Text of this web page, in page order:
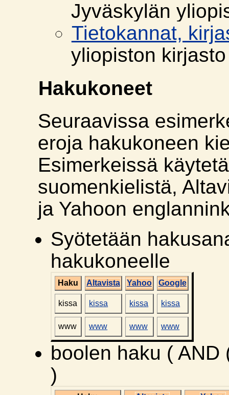
Jyväskylän
Tietokannat,
yliopiston kirjasto
Hakukoneet
Seuraavissa
eroja hakukoneen
Esimerkeissä
suomenkielistä,
ja Yahoon
Syötetään
hakukoneelle
Haku Altavista Yahoo Google
kissa kissa kissa kissa
www www www www
boolen haku ( AND
)